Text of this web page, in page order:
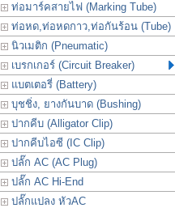
ท่อมาร์คสายไฟ (Marking Tube)
ท่อหด,ท่อหดกาว,ท่อกันร้อน (Tube)
นิวเมติก (Pneumatic)
เบรกเกอร์ (Circuit Breaker)
แบตเตอรี่ (Battery)
บุชชิ่ง, ยางกันบาด (Bushing)
ปากคีบ (Alligator Clip)
ปากคีบไอซี (IC Clip)
ปลั๊ก AC (AC Plug)
ปลั๊ก AC Hi-End
ปลั๊กแปลง หัวAC